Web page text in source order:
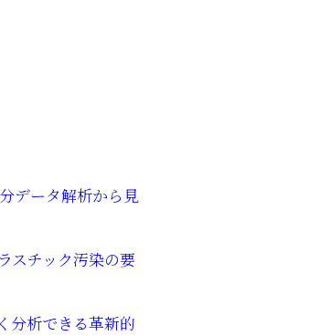
データ解析から見
チック汚染の要
分析できる革新的